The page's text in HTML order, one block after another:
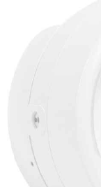
Werken bij Hertek
Contact